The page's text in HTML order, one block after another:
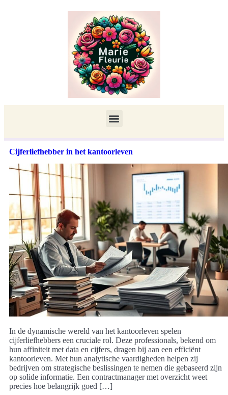
Cijferliefhebber in het kantoorleven
In de dynamische wereld van het kantoorleven spelen
cijferliefhebbers een cruciale rol. Deze professionals, bekend om
hun affiniteit met data en cijfers, dragen bij aan een efficiënt
kantoorleven. Met hun analytische vaardigheden helpen zij
bedrijven om strategische beslissingen te nemen die gebaseerd zijn
op solide informatie. Een contractmanager met overzicht weet
precies hoe belangrijk goed […]